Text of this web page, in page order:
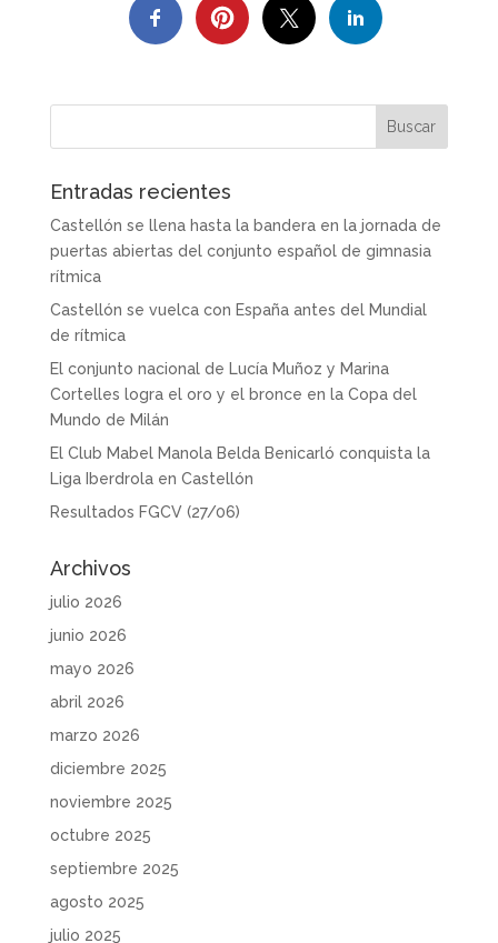
Entradas recientes
Castellón se llena hasta la bandera en la jornada de
puertas abiertas del conjunto español de gimnasia
rítmica
Castellón se vuelca con España antes del Mundial
de rítmica
El conjunto nacional de Lucía Muñoz y Marina
Cortelles logra el oro y el bronce en la Copa del
Mundo de Milán
El Club Mabel Manola Belda Benicarló conquista la
Liga Iberdrola en Castellón
Resultados FGCV (27/06)
Archivos
julio 2026
junio 2026
mayo 2026
abril 2026
marzo 2026
diciembre 2025
noviembre 2025
octubre 2025
septiembre 2025
agosto 2025
julio 2025